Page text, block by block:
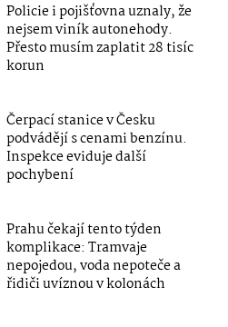
Policie i pojišťovna uznaly, že
nejsem viník autonehody.
Přesto musím zaplatit 28 tisíc
korun
Čerpací stanice v Česku
podvádějí s cenami benzínu.
Inspekce eviduje další
pochybení
Prahu čekají tento týden
komplikace: Tramvaje
nepojedou, voda nepoteče a
řidiči uvíznou v kolonách